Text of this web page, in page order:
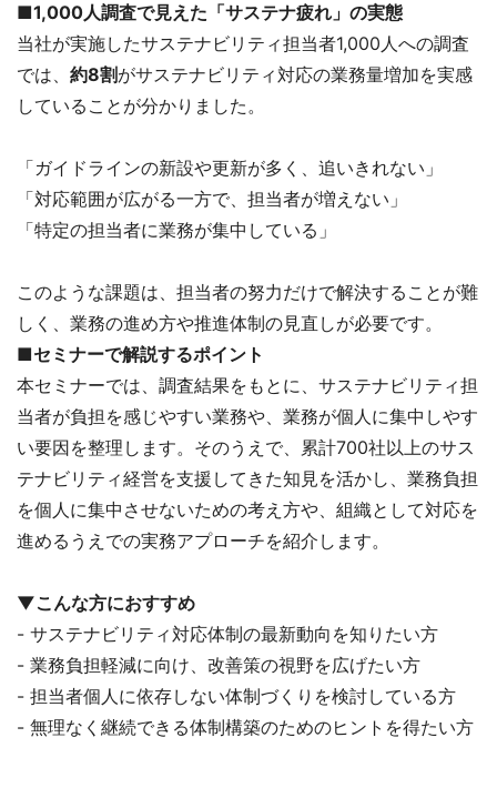
■1,000人調査で見えた「サステナ疲れ」の実態
当社が実施したサステナビリティ担当者1,000人への調査
では、 約8割がサステナビリティ対応の業務量増加を実感
していることが分かりました。
「ガイドラインの新設や更新が多く、追いきれない」
「対応範囲が広がる一方で、担当者が増えない」
「特定の担当者に業務が集中している」
このような課題は、担当者の努力だけで解決することが難
しく、業務の進め方や推進体制の見直しが必要です。
■セミナーで解説するポイント
本セミナーでは、調査結果をもとに、サステナビリティ担
当者が負担を感じやすい業務や、業務が個人に集中しやす
い要因を整理します。そのうえで、累計700社以上のサス
テナビリティ経営を支援してきた知見を活かし、業務負担
を個人に集中させないための考え方や、組織として対応を
進めるうえでの実務アプローチを紹介します。
▼こんな方におすすめ
- サステナビリティ対応体制の最新動向を知りたい方
- 業務負担軽減に向け、改善策の視野を広げたい方
- 担当者個人に依存しない体制づくりを検討している方
- 無理なく継続できる体制構築のためのヒントを得たい方